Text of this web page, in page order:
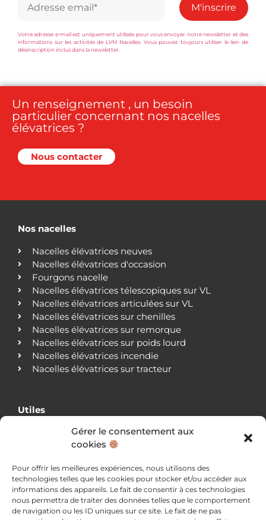
Gérer le consentement aux
cookies
Pour offrir les meilleures expériences, nous utilisons des
technologies telles que les cookies pour stocker et/ou accéder aux
informations des appareils. Le fait de consentir à ces technologies
nous permettra de traiter des données telles que le comportement
de navigation ou les ID uniques sur ce site. Le fait de ne pas
Votre adresse e-mail est uniquement utilisée pour vous envoyer notre newsletter et des
informations sur les activités de LVM Nacelles. Vous pouvez toujours utiliser le lien de
désinscription inclus dans la newsletter.
Un renseignement , un besoin
particulier concernant nos nacelles
élévatrices ?
Nous contacter
Nos nacelles
Nacelles élévatrices neuves
Nacelles élévatrices d'occasion
Fourgons nacelle
Nacelles élévatrices télescopiques sur VL
Nacelles élévatrices articulées sur VL
Nacelles élévatrices sur chenilles
Nacelles élévatrices sur remorque
Nacelles élévatrices sur poids lourd
Nacelles élévatrices incendie
Nacelles élévatrices sur tracteur
Utiles
Qui sommes-nous ?
Nos agences
Actualités
Blog
Nous contacter
Mentions légales